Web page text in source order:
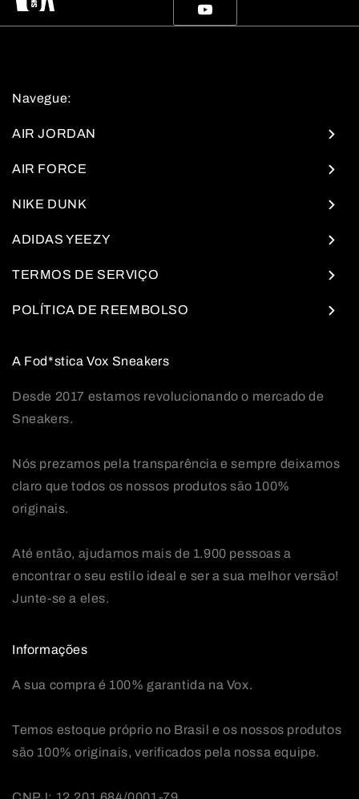
YouTube
Navegue:
AIR JORDAN
AIR FORCE
NIKE DUNK
ADIDAS YEEZY
TERMOS DE SERVIÇO
POLÍTICA DE REEMBOLSO
A Fod*stica Vox Sneakers
Desde 2017 estamos revolucionando o mercado de
Sneakers.
Nós prezamos pela transparência e sempre deixamos
claro que todos os nossos produtos são 100%
originais.
Até então, ajudamos mais de 1.900 pessoas a
encontrar o seu estilo ideal e ser a sua melhor versão!
Junte-se a eles.
Informações
A sua compra é 100% garantida na Vox.
Temos estoque próprio no Brasil e os nossos produtos
são 100% originais, verificados pela nossa equipe.